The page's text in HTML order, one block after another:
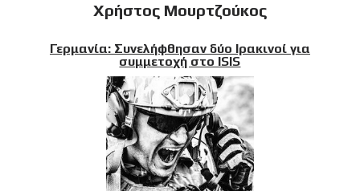
Χρήστος Μουρτζούκος
Γερμανία: Συνελήφθησαν δύο Ιρακινοί για
συμμετοχή στο ISIS